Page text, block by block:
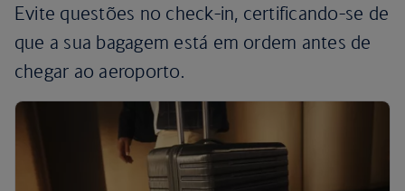
Evite questões no check-in, certificando-se de
que a sua bagagem está em ordem antes de
chegar ao aeroporto.